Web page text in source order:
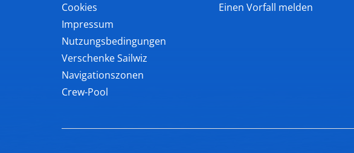
Cookies
Impressum
Nutzungsbedingungen
Verschenke Sailwiz
Navigationszonen
Crew-Pool
Einen Vorfall melden